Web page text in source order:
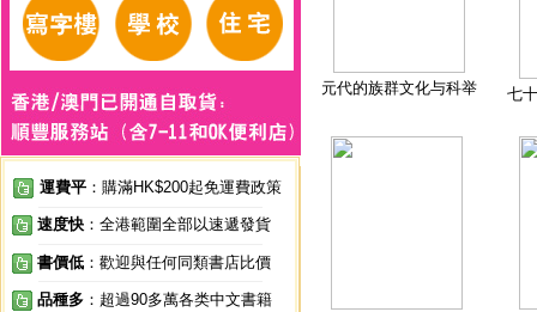
運費平 ：購滿HK$200起免運費政策
速度快 ：全港範圍全部以速遞發貨
書價低 ：歡迎與任何同類書店比價
品種多 ：超過90多萬各类中文書籍
元代的族群文化与科举 七